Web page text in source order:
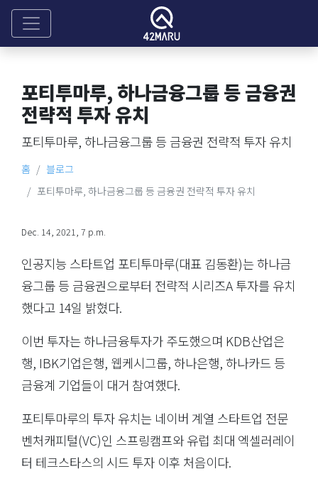
포티투마루, 하나금융그룹 등 금융권
전략적 투자 유치
포티투마루, 하나금융그룹 등 금융권 전략적 투자 유치
홈
블로그
포티투마루, 하나금융그룹 등 금융권 전략적 투자 유치
Dec. 14, 2021, 7 p.m.
인공지능 스타트업 포티투마루(대표 김동환)는 하나금
융그룹 등 금융권으로부터 전략적 시리즈A 투자를 유치
했다고 14일 밝혔다.
이번 투자는 하나금융투자가 주도했으며 KDB산업은
행, IBK기업은행, 웹케시그룹, 하나은행, 하나카드 등
금융계 기업들이 대거 참여했다.
포티투마루의 투자 유치는 네이버 계열 스타트업 전문
벤처캐피털(VC)인 스프링캠프와 유럽 최대 엑셀러레이
터 테크스타스의 시드 투자 이후 처음이다.